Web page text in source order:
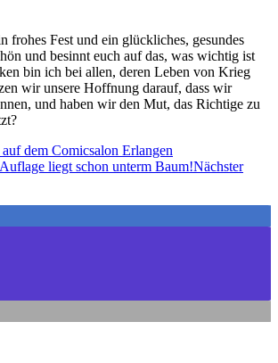
frohes Fest und ein glückliches, gesundes
und besinnt euch auf das, was wichtig ist
bin ich bei allen, deren Leben von Krieg
wir unsere Hoffnung darauf, dass wir
und haben wir den Mut, das Richtige zu
dem Comicsalon Erlangen
liegt schon unterm Baum!Nächster